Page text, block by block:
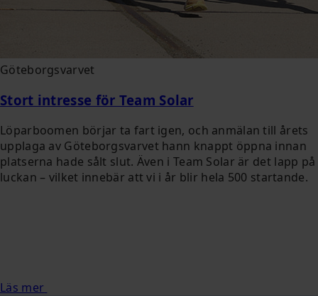
Göteborgsvarvet
Stort intresse för Team Solar
Löparboomen börjar ta fart igen, och anmälan till årets
upplaga av Göteborgsvarvet hann knappt öppna innan
platserna hade sålt slut. Även i Team Solar är det lapp på
luckan – vilket innebär att vi i år blir hela 500 startande.
Läs mer